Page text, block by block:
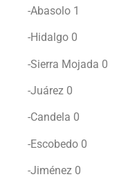
-Abasolo 1
-Hidalgo 0
-Sierra Mojada 0
-Juárez 0
-Candela 0
-Escobedo 0
-Jiménez 0